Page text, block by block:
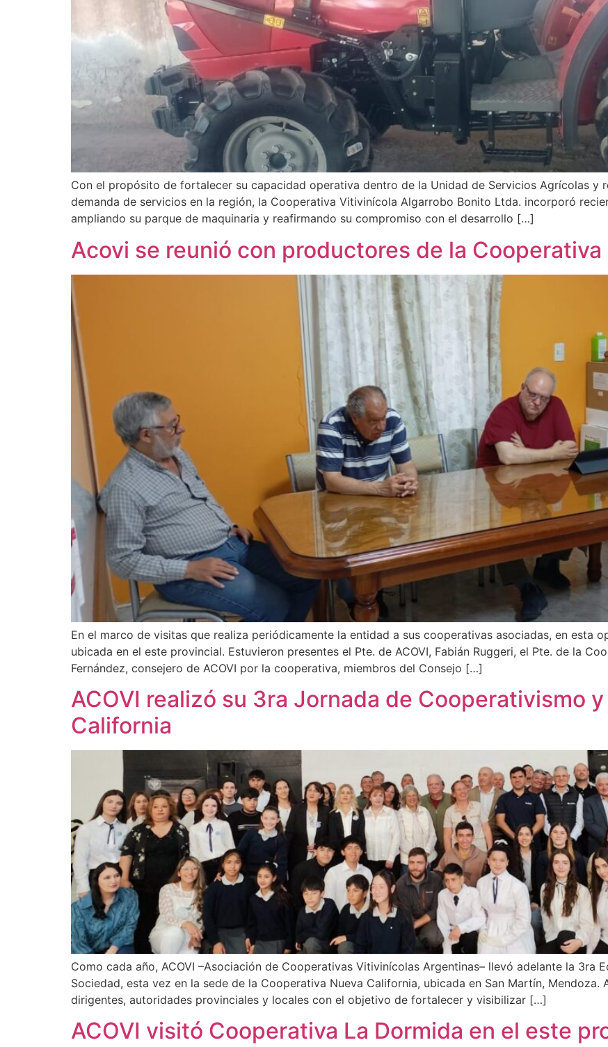
Con el propósito de fortalecer su capacidad operativa dentro de la Unidad de Servicios Agrícolas y
demanda de servicios en la región, la Cooperativa Vitivinícola Algarrobo Bonito Ltda. incorporó
ampliando su parque de maquinaria y reafirmando su compromiso con el desarrollo […]
Acovi se reunió con productores de la Cooperativa
En el marco de visitas que realiza periódicamente la entidad a sus cooperativas asociadas, en esta
ubicada en el este provincial. Estuvieron presentes el Pte. de ACOVI, Fabián Ruggeri, el Pte. de la
Fernández, consejero de ACOVI por la cooperativa, miembros del Consejo […]
ACOVI realizó su 3ra Jornada de Cooperativismo
California
Como cada año, ACOVI –Asociación de Cooperativas Vitivinícolas Argentinas– llevó adelante la 3ra
Sociedad, esta vez en la sede de la Cooperativa Nueva California, ubicada en San Martín, Mendoza.
dirigentes, autoridades provinciales y locales con el objetivo de fortalecer y visibilizar […]
ACOVI visitó Cooperativa La Dormida en el este